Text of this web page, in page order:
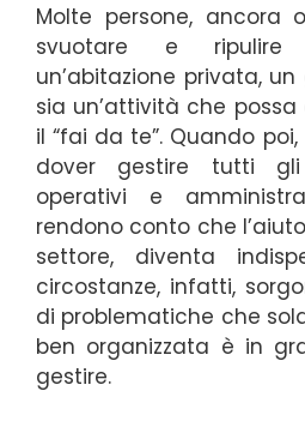
Molte persone, ancora
svuotare e ripulire
un’abitazione privata,
sia un’attività che
il “fai da te”. Quando
dover gestire tutti
operativi e
rendono conto che
settore, diventa
circostanze, infatti,
di problematiche che
ben organizzata è in
gestire.